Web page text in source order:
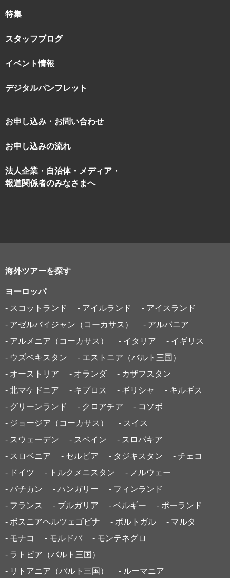
特集
スタッフブログ
イベント情報
デジタルパンフレット
お申し込み・お問い合わせ
お申し込みの流れ
法人企業・自治体・メディア・
報道関係者のみなさまへ
海外ツアーを探す
ヨーロッパ
- スコットランド
- アイルランド
- アイスランド
- アゼルバイジャン（コーカサス）
- アルバニア
- アルメニア（コーカサス）
- イタリア
- イギリス
- ウズベキスタン
- エストニア（バルト三国）
- オーストリア
- オランダ
- カザフスタン
- 北マケドニア
- キプロス - ギリシャ
- キルギス
- グリーンランド
- クロアチア
- コソボ
- ジョージア（コーカサス）
- スイス
- スウェーデン
- スペイン
- スロバキア
- スロベニア
- セルビア - タジキスタン
- チェコ
- ドイツ
- トルクメニスタン
- ノルウェー
- バチカン
- ハンガリー
- フィンランド
- フランス
- ブルガリア - ベルギー
- ポーランド
- ボスニアヘルツェゴビナ
- ポルトガル
- マルタ
- モナコ
- モルドバ
- モンテネグロ
- ラトビア（バルト三国）
- リトアニア（バルト三国）
- ルーマニア